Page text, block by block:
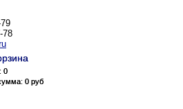
78
0
0 руб
0
0 руб